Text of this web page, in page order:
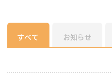
すべて お知らせ